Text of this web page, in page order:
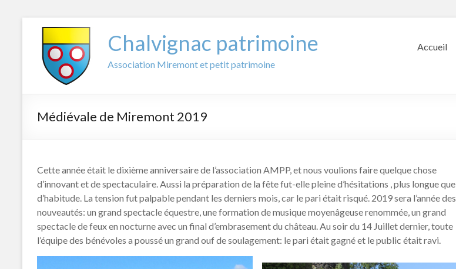
contenu
Chalvignac patrimoine
Association Miremont et petit patrimoine
Accueil
Médiévale de Miremont 2019
Cette année était le dixième anniversaire de l’association AMPP, et nous voulions faire quelque chose
d’innovant et de spectaculaire. Aussi la préparation de la fête fut-elle pleine d’hésitations , plus longue que
d’habitude. La tension fut palpable pendant les derniers mois, car le pari était risqué. 2019 sera l’année des
nouveautés: un grand spectacle équestre, une formation de musique moyenâgeuse renommée, un grand
spectacle de feux en nocturne avec un final d’embrasement du château. Au soir du 14 Juillet dernier, toute
l’équipe des bénévoles a poussé un grand ouf de soulagement: le pari était gagné et le public était ravi.